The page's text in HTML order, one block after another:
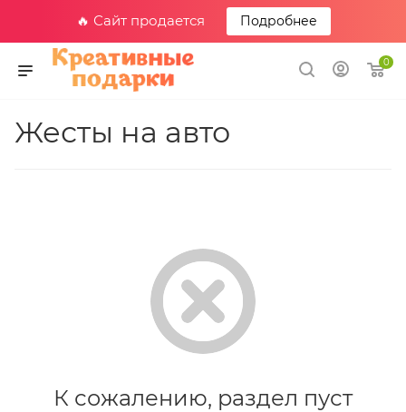
🔥 Сайт продается Подробнее
0
Жесты на авто
К сожалению, раздел пуст